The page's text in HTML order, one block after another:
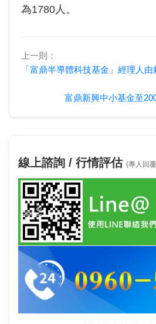
為1780人。
上一則：
「富鼎半導體科技基金」經理人
富鼎新興中小基金至
線上諮詢 / 行情評估 (專人回